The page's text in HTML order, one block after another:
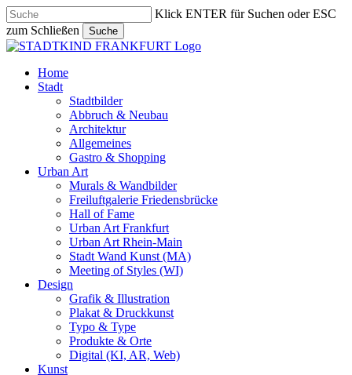
Skip
to
main
content
Klick ENTER für Suchen oder ESC
zum Schließen
Suche
Close
search
Menu
Home
Stadt
Stadtbilder
Abbruch & Neubau
Architektur
Allgemeines
Gastro & Shopping
Urban Art
Murals & Wandbilder
Freiluftgalerie Friedensbrücke
Hall of Fame
Urban Art Frankfurt
Urban Art Rhein-Main
Stadt Wand Kunst (MA)
Meeting of Styles (WI)
Design
Grafik & Illustration
Plakat & Druckkunst
Typo & Type
Produkte & Orte
Digital (KI, AR, Web)
Kunst